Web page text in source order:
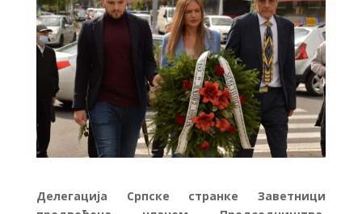
Делегација Српске странке Заветници